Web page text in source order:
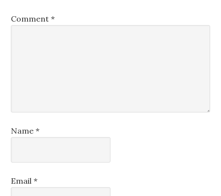
Comment*
Name*
Email*